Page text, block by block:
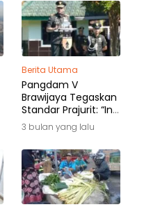
Berita Utama
Pangdam V
Brawijaya Tegaskan
Standar Prajurit: “Ini
Awal Pengabdian,
Bukan Akhir
Perjalanan”
3 bulan yang lalu